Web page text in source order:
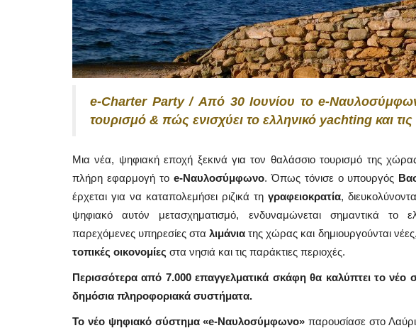
e-Charter Party / Από 30 Ιουνίου το e-
τουρισμό & πώς ενισχύει το ελληνικό yachting και τις
Μια νέα, ψηφιακή εποχή ξεκινά για τον θαλάσσιο τουρισμό της
πλήρη εφαρμογή το e-Ναυλοσύμφωνο. Όπως τόνισε ο υπουργός
έρχεται για να καταπολεμήσει ριζικά τη γραφειοκρατία,
ψηφιακό αυτόν μετασχηματισμό, ενδυναμώνεται σημαντικά το
παρεχόμενες υπηρεσίες σταλιμάνια της χώρας και δημιουργούνται
τοπικές οικονομίες στα νησιά και τις παράκτιες περιοχές.
Περισσότερα από 7.000 επαγγελματικά σκάφη θα καλύπτει το νέο
δημόσια πληροφοριακά συστήματα.
Το νέο ψηφιακό σύστημα «e-Ναυλοσύμφωνο»παρουσίασε στο